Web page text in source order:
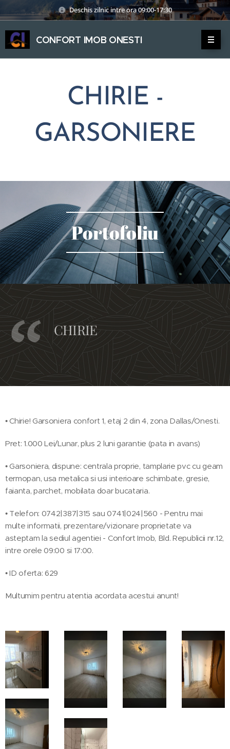
Deschis zilnic intre ora 09:00-17:30
CONFORT IMOB ONESTI
CHIRIE -
GARSONIERE
Portofoliu
CHIRIE
• Chirie! Garsoniera confort 1, etaj 2 din 4, zona Dallas/Onesti.
Pret: 1.000 Lei/Lunar, plus 2 luni garantie (pata in avans)
• Garsoniera, dispune: centrala proprie, tamplarie pvc cu geam
termopan, usa metalica si usi interioare schimbate, gresie,
faianta, parchet, mobilata doar bucataria.
• Telefon: 0742|387|315 sau 0741|024|560 - Pentru mai
multe informatii, prezentare/vizionare proprietate va
asteptam la sediul agentiei - Confort Imob, Bld. Republicii nr.12,
intre orele 09:00 si 17:00.
• ID oferta: 629
Multumim pentru atentia acordata acestui anunt!